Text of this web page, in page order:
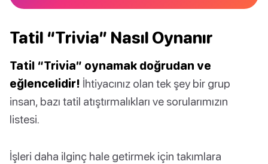
Tatil “Trivia” Nasıl Oynanır
Tatil “Trivia” oynamak doğrudan ve
eğlencelidir! İhtiyacınız olan tek şey bir grup
insan, bazı tatil atıştırmalıkları ve sorularımızın
listesi.
İşleri daha ilginç hale getirmek için takımlara